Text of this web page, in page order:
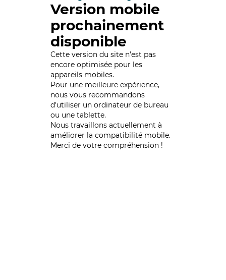
Version mobile
prochainement
disponible
Cette version du site n’est pas
encore optimisée pour les
appareils mobiles.
Pour une meilleure expérience,
nous vous recommandons
d'utiliser un ordinateur de bureau
ou une tablette.
Nous travaillons actuellement à
améliorer la compatibilité mobile.
Merci de votre compréhension !